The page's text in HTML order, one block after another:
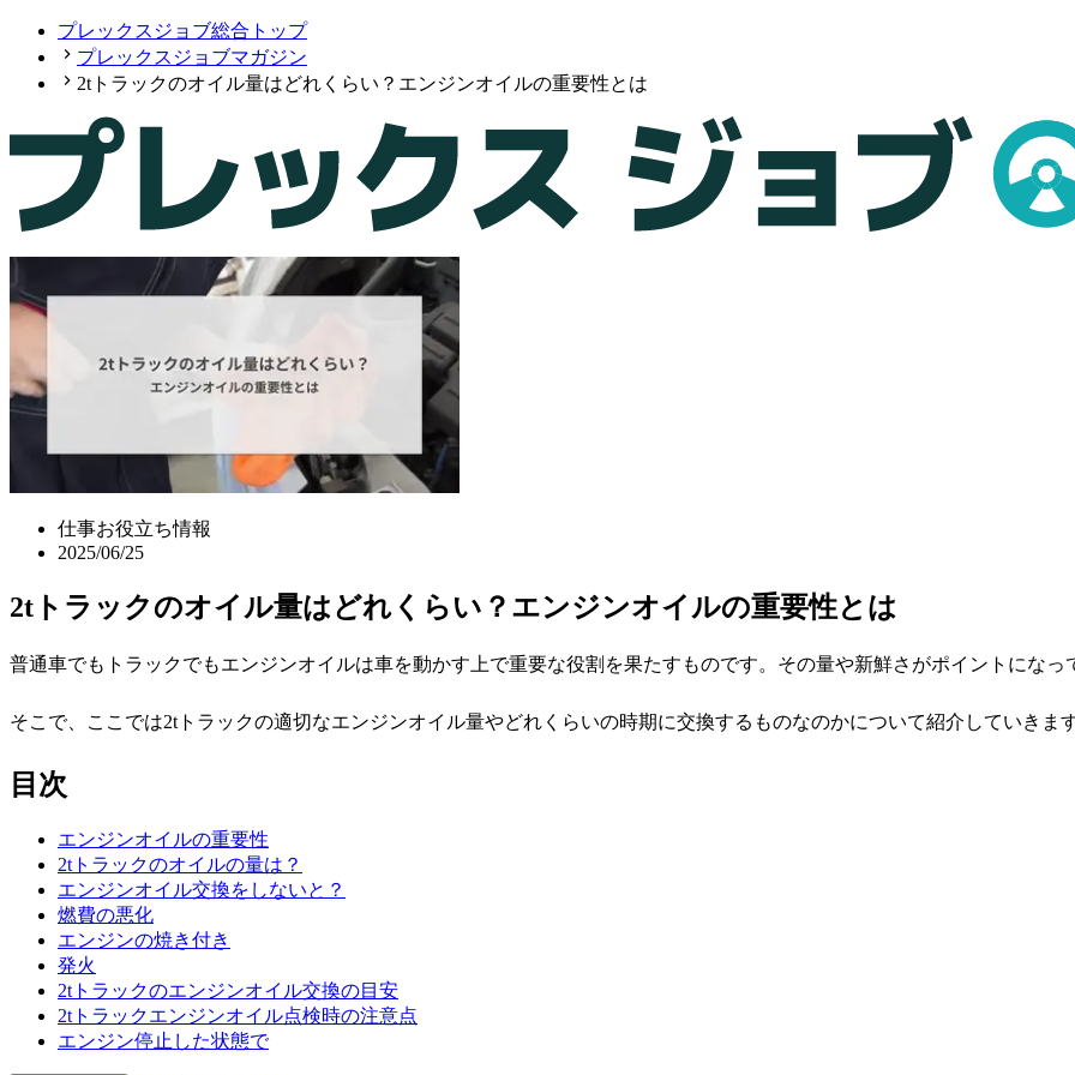
プレックスジョブ総合トップ
プレックスジョブマガジン
2tトラックのオイル量はどれくらい？エンジンオイルの重要性とは
仕事お役立ち情報
2025/06/25
2tトラックのオイル量はどれくらい？エンジンオイルの重要性とは
普通車でもトラックでもエンジンオイルは車を動かす上で重要な役割を果たすものです。その量や新鮮さがポイントになっ
そこで、ここでは2tトラックの適切なエンジンオイル量やどれくらいの時期に交換するものなのかについて紹介していきます
目次
エンジンオイルの重要性
2tトラックのオイルの量は？
エンジンオイル交換をしないと？
燃費の悪化
エンジンの焼き付き
発火
2tトラックのエンジンオイル交換の目安
2tトラックエンジンオイル点検時の注意点
エンジン停止した状態で